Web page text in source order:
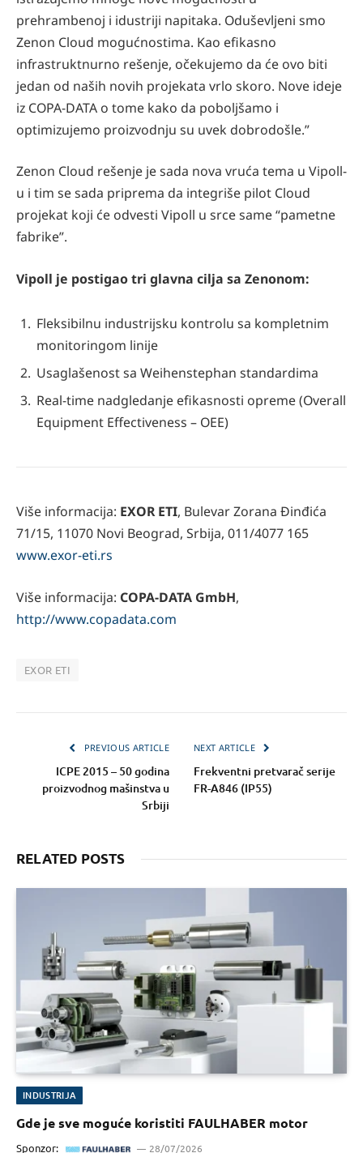
prehrambenoj i idustriji napitaka. Oduševljeni smo
Zenon Cloud mogućnostima. Kao efikasno
infrastruktnurno rešenje, očekujemo da će ovo biti
jedan od naših novih projekata vrlo skoro. Nove ideje
iz COPA-DATA o tome kako da poboljšamo i
optimizujemo proizvodnju su uvek dobrodošle.”
Zenon Cloud rešenje je sada nova vruća tema u Vipoll-
u i tim se sada priprema da integriše pilot Cloud
projekat koji će odvesti Vipoll u srce same “pametne
fabrike”.
Vipoll je postigao tri glavna cilja sa Zenonom:
Fleksibilnu industrijsku kontrolu sa kompletnim
monitoringom linije
Usaglašenost sa Weihenstephan standardima
Real-time nadgledanje efikasnosti opreme (Overall
Equipment Effectiveness – OEE)
Više informacija: EXOR ETI, Bulevar Zorana Đinđića
71/15, 11070 Novi Beograd, Srbija, 011/4077 165
www.exor-eti.rs
Više informacija: COPA-DATA GmbH,
http://www.copadata.com
EXOR ETI
PREVIOUS ARTICLE
ICPE 2015 – 50 godina
proizvodnog mašinstva u
Srbiji
NEXT ARTICLE
Frekventni pretvarač serije
FR-A846 (IP55)
RELATED POSTS
INDUSTRIJA
Gde je sve moguće koristiti FAULHABER motor
Sponzor: 28/07/2026